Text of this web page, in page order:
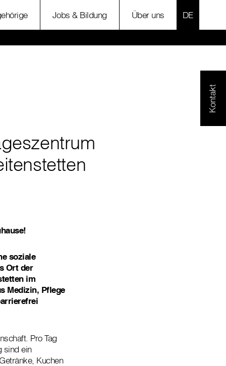
Jobs & Bildung Über uns SPRACHE
Kontakt
soziale
Ort der
im
Medizin, Pflege
Pro Tag
sind ein
Kuchen